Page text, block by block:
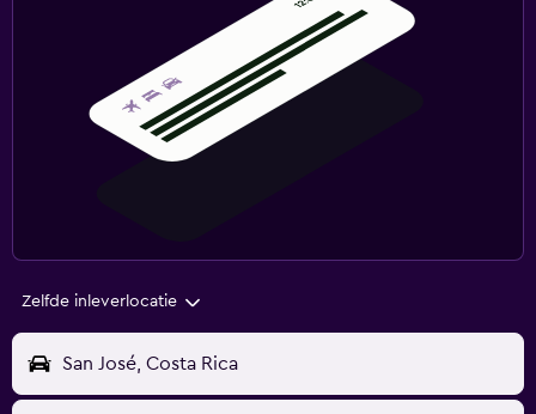
Zelfde inleverlocatie
San José, Costa Rica